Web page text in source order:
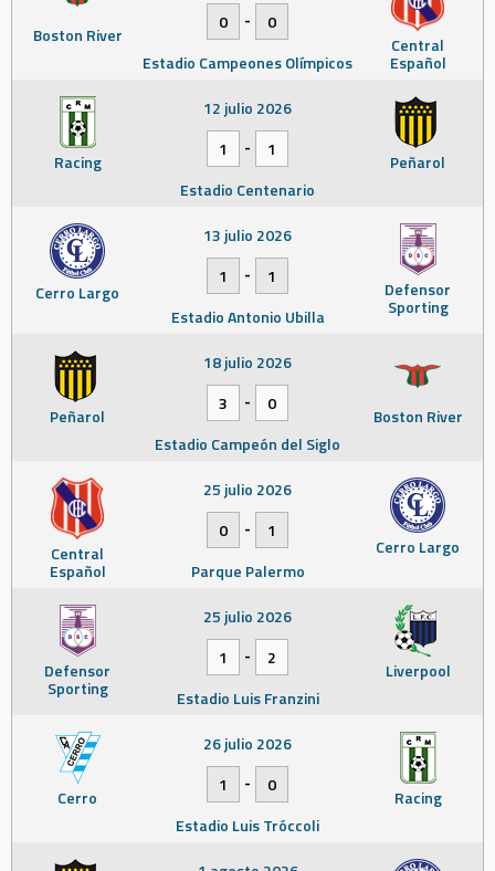
Boston River Central
Español
0
-
0
Estadio Campeones Olímpicos
Racing Peñarol
12 julio 2026
1
-
1
Estadio Centenario
Cerro Largo Defensor
Sporting
13 julio 2026
1
-
1
Estadio Antonio Ubilla
Peñarol Boston River
18 julio 2026
3
-
0
Estadio Campeón del Siglo
Central
Español
Cerro Largo
25 julio 2026
0
-
1
Parque Palermo
Defensor
Sporting
Liverpool
25 julio 2026
1
-
2
Estadio Luis Franzini
Cerro Racing
26 julio 2026
1
-
0
Estadio Luis Tróccoli